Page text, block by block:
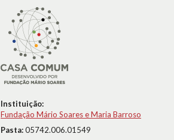
Instituição:
Fundação Mário Soares e Maria Barroso
Pasta:05742.006.01549